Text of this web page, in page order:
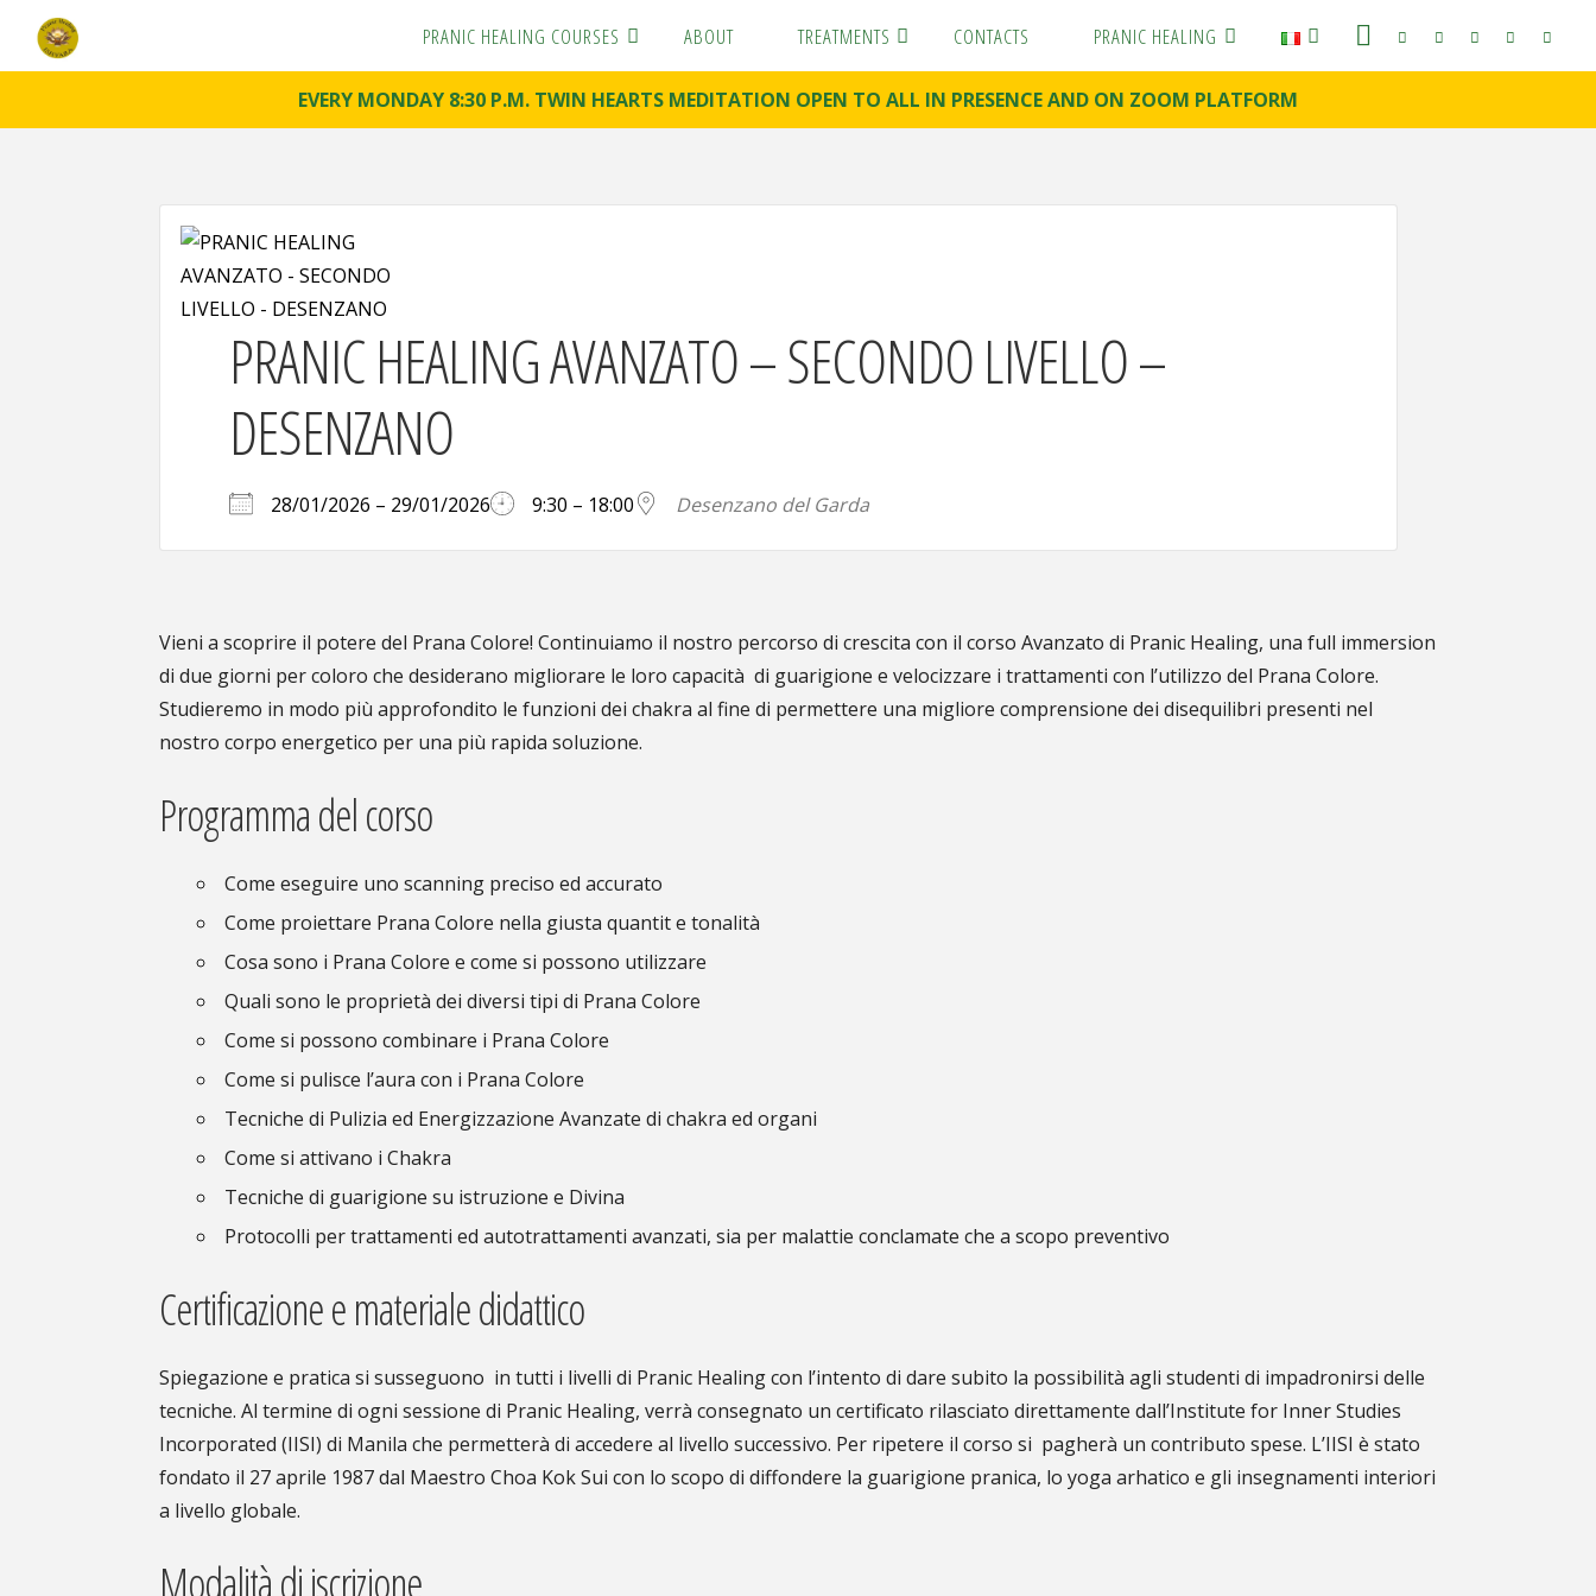
IC
PRANIC HEALING COURSES ABOUT TREATMENTS CONTACTS PRANIC HEALING
EVERY MONDAY 8:30 P.M. TWIN HEARTS MEDITATION OPEN TO ALL IN PRESENCE AND ON ZOOM PLATFORM
PRANIC HEALING AVANZATO – SECONDO LIVELLO –
DESENZANO
28/01/2026 – 29/01/2026 9:30 – 18:00 Desenzano del Garda
Vieni a scoprire il potere del Prana Colore! Continuiamo il nostro percorso di crescita con il corso Avanzato di Pranic Healing, una full immersion
di due giorni per coloro che desiderano migliorare le loro capacità di guarigione e velocizzare i trattamenti con l’utilizzo del Prana Colore.
Studieremo in modo più approfondito le funzioni dei chakra al fine di permettere una migliore comprensione dei disequilibri presenti nel
nostro corpo energetico per una più rapida soluzione.
Programma del corso
Come eseguire uno scanning preciso ed accurato
Come proiettare Prana Colore nella giusta quantit e tonalità
Cosa sono i Prana Colore e come si possono utilizzare
Quali sono le proprietà dei diversi tipi di Prana Colore
Come si possono combinare i Prana Colore
Come si pulisce l’aura con i Prana Colore
Tecniche di Pulizia ed Energizzazione Avanzate di chakra ed organi
Come si attivano i Chakra
Tecniche di guarigione su istruzione e Divina
Protocolli per trattamenti ed autotrattamenti avanzati, sia per malattie conclamate che a scopo preventivo
Certificazione e materiale didattico
Spiegazione e pratica si susseguono in tutti i livelli di Pranic Healing con l’intento di dare subito la possibilità agli studenti di impadronirsi delle
tecniche. Al termine di ogni sessione di Pranic Healing, verrà consegnato un certificato rilasciato direttamente dall’Institute for Inner Studies
Incorporated (IISI) di Manila che permetterà di accedere al livello successivo. Per ripetere il corso si pagherà un contributo spese. L’IISI è stato
fondato il 27 aprile 1987 dal Maestro Choa Kok Sui con lo scopo di diffondere la guarigione pranica, lo yoga arhatico e gli insegnamenti interiori
a livello globale.
Modalità di iscrizione